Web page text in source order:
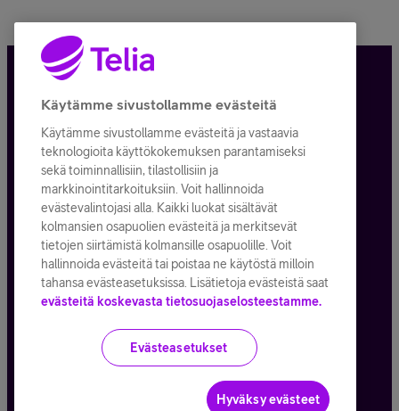
Tietosuoja ja -turva
Tilauksen peruuttaminen
Käyttöehdot
Evästeiden käyttö
Toimitusehdot ja palvelukuvaukset
Kaikki hinnat ALV25,5%
© Telia Company2026
Käytämme sivustollamme evästeitä
Käytämme sivustollamme evästeitä ja vastaavia
teknologioita käyttökokemuksen parantamiseksi
sekä toiminnallisiin, tilastollisiin ja
markkinointitarkoituksiin. Voit hallinnoida
evästevalintojasi alla. Kaikki luokat sisältävät
kolmansien osapuolien evästeitä ja merkitsevät
tietojen siirtämistä kolmansille osapuolille. Voit
hallinnoida evästeitä tai poistaa ne käytöstä milloin
tahansa evästeasetuksissa. Lisätietoja evästeistä saat
evästeitä koskevasta tietosuojaselosteestamme.
Evästeasetukset
Hyväksy evästeet